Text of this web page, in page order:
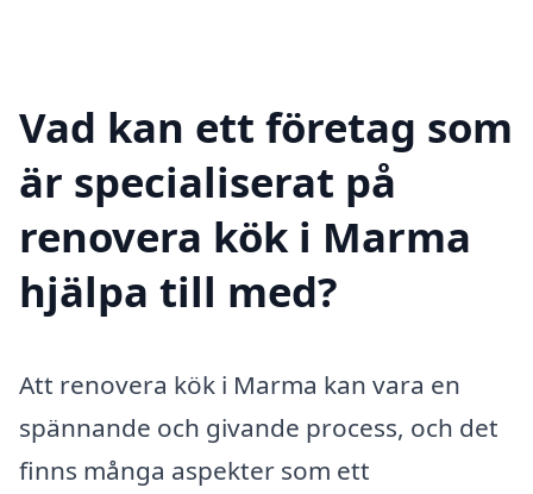
Vad kan ett företag som
är specialiserat på
renovera kök i Marma
hjälpa till med?
Att renovera kök i Marma kan vara en
spännande och givande process, och det
finns många aspekter som ett